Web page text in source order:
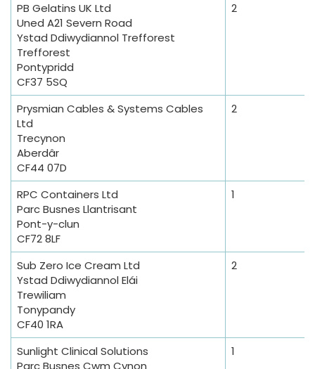
PB Gelatins UK Ltd
Uned A21 Severn Road
Ystad Ddiwydiannol Trefforest
Trefforest
Pontypridd
CF37 5SQ
2
Prysmian Cables & Systems Cables
Ltd
Trecynon
Aberdâr
CF44 07D
2
RPC Containers Ltd
Parc Busnes Llantrisant
Pont-y-clun
CF72 8LF
1
Sub Zero Ice Cream Ltd
Ystad Ddiwydiannol Elái
Trewiliam
Tonypandy
CF40 1RA
2
Sunlight Clinical Solutions
Parc Busnes Cwm Cynon
1